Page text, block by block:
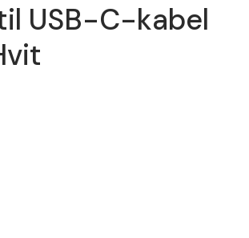
USB-C-kabel